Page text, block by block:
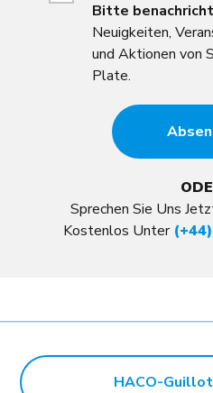
Bitte
Neuigkeiten,
und Aktionen von
Plate.
Sprechen Sie Uns
Kostenlos Unter
HACO-